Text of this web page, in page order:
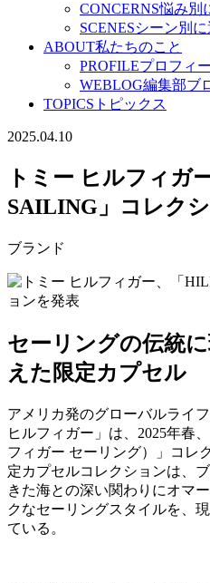
CONCERNS悩み別
SCENESシーン別
ABOUT私たちのこと
PROFILEプロフィ
WEBLOG編集部ブ
TOPICS トピックス
2025.04.10
トミー ヒルフィガ
SAILING」コレク
ブランド
セーリングの伝統
えた限定カプセル
アメリカ発のグローバルライ
ヒルフィガー」は、2025年春
フィガー セーリング）」コレ
定カプセルコレクションは、
きた海との深い関わりにオマ
クなセーリングスタイルを、
ている。